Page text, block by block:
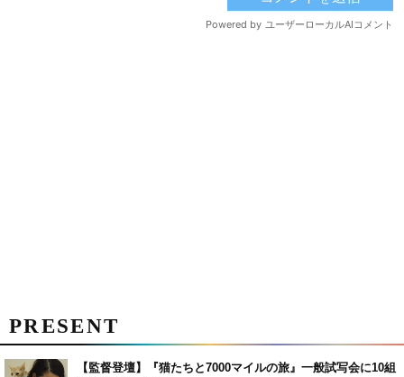
PRESENT
【監督登壇】『猫たちと7000マイルの旅』一般試写会に10組